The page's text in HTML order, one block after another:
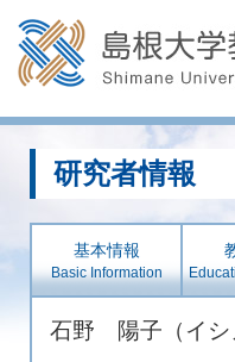
研究者情報
基本情報
Basic Information
石野 陽子（イ